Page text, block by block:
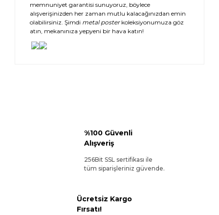
memnuniyet garantisi sunuyoruz, böylece
alışverişinizden her zaman mutlu kalacağınızdan emin
olabilirsiniz. Şimdi metal posterkoleksiyonumuza göz
atın, mekanınıza yepyeni bir hava katın!
%100 Güvenli
Alışveriş
256Bit SSL sertifikası ile
tüm siparişleriniz güvende.
Ücretsiz Kargo
Fırsatı!